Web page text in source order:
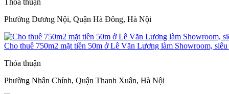
Phường Dương Nội, Quận Hà Đông, Hà Nội
Cho thuê 750m2 mặt tiền 50m ở Lê Văn Lương làm Showroom, siêu
Thỏa thuận
Phường Nhân Chính, Quận Thanh Xuân, Hà Nội